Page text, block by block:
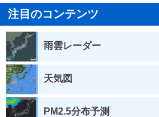
注目のコンテンツ
雨雲レーダー
天気図
PM2.5分布予測